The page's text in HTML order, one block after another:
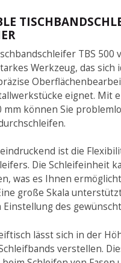
TBS 500
Werkzeug, das sich
eignet. Mit
mm können Sie
ist die
Die Schleifeinheit
was es Ihnen
große Skala
des
lässt sich in der
verstellen.